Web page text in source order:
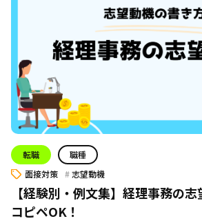
転職
職種
面接対策
志望動機
【経験別・例文集】経理事務の志
コピペOK！